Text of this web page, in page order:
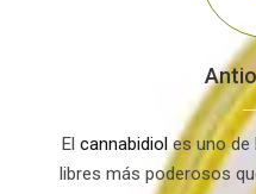
El cannabidioles uno de
libres más poderosos